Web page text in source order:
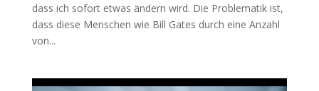
dass ich sofort etwas ändern wird. Die Pro­ble­ma­tik ist,
dass die­se Men­schen wie Bill Gates durch eine Anzahl
von...